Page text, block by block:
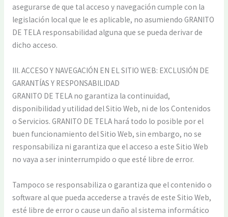
asegurarse de que tal acceso y navegación cumple con la
legislación local que le es aplicable, no asumiendo GRANITO
DE TELA responsabilidad alguna que se pueda derivar de
dicho acceso.
III. ACCESO Y NAVEGACIÓN EN EL SITIO WEB: EXCLUSIÓN DE
GARANTÍAS Y RESPONSABILIDAD
GRANITO DE TELA no garantiza la continuidad,
disponibilidad y utilidad del Sitio Web, ni de los Contenidos
o Servicios. GRANITO DE TELA hará todo lo posible por el
buen funcionamiento del Sitio Web, sin embargo, no se
responsabiliza ni garantiza que el acceso a este Sitio Web
no vaya a ser ininterrumpido o que esté libre de error.
Tampoco se responsabiliza o garantiza que el contenido o
software al que pueda accederse a través de este Sitio Web,
esté libre de error o cause un daño al sistema informático